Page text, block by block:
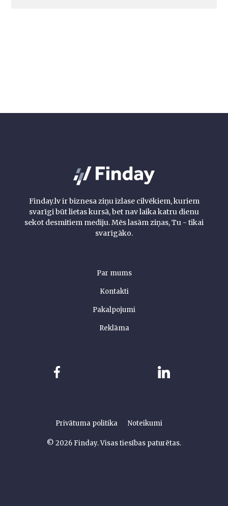
Finday.lv ir biznesa ziņu izlase cilvēkiem, kuriem
svarīgi būt lietas kursā, bet nav laika katru dienu
sekot desmitiem mediju. Mēs lasām ziņas, Tu - tikai
svarīgāko.
Par mums
Kontakti
Pakalpojumi
Reklāma
© 2026 Finday. Visas tiesības paturētas.
Privātuma politika Noteikumi